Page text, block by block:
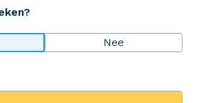
Nee
anderen over ons zeggen